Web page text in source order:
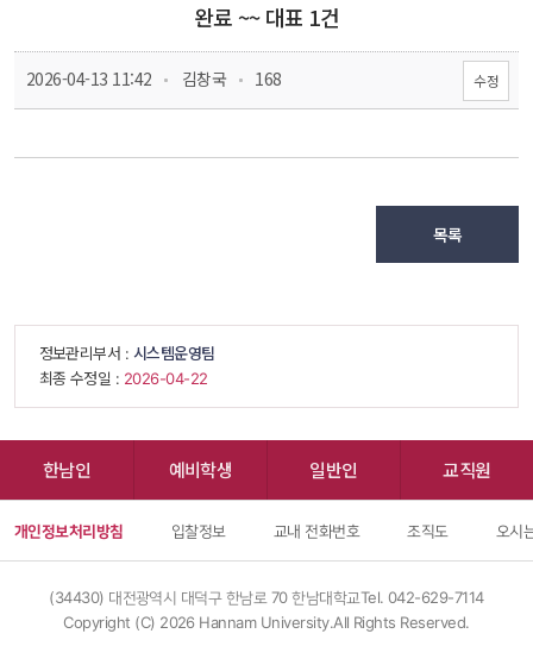
완료 ~~ 대표 1건
2026-04-13 11:42 김창국 168 수정
목록
정보관리부서 : 시스템운영팀
최종 수정일 : 2026-04-22
한남인 예비학생 일반인 교직원
개인정보처리방침 입찰정보 교내 전화번호 조직도 오시
(34430) 대전광역시 대덕구 한남로 70 한남대학교Tel. 042-629-7114
Copyright (C) 2026 Hannam University.All Rights Reserved.